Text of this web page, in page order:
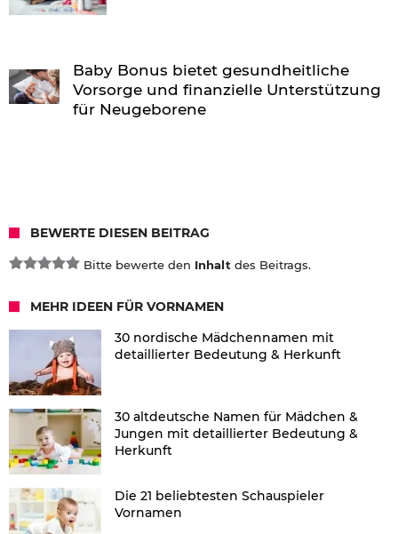
Baby Bonus bietet gesundheitliche
Vorsorge und finanzielle Unterstützung
für Neugeborene
BEWERTE DIESEN BEITRAG
Bitte bewerte den Inhalt des Beitrags.
MEHR IDEEN FÜR VORNAMEN
30 nordische Mädchennamen mit
detaillierter Bedeutung & Herkunft
30 altdeutsche Namen für Mädchen &
Jungen mit detaillierter Bedeutung &
Herkunft
Die 21 beliebtesten Schauspieler
Vornamen